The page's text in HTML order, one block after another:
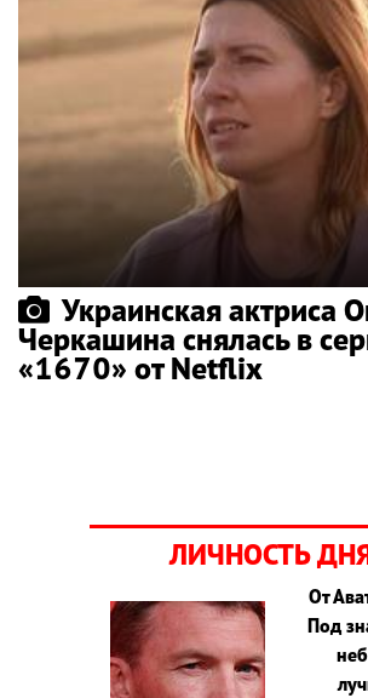
Украинская актриса
Черкашина снялась в
«1670» от Netflix
ЛИЧНОСТЬ
От
Под